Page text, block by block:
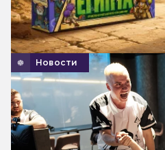
Новости